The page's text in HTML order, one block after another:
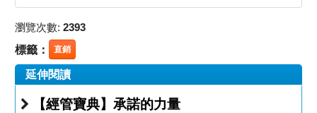
瀏覽次數: 2393
標籤： 直銷
延伸閱讀
【經管寶典】承諾的力量